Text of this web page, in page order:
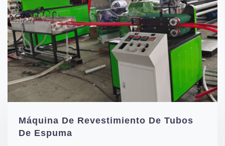
Máquina De Revestimiento De Tubos
De Espuma